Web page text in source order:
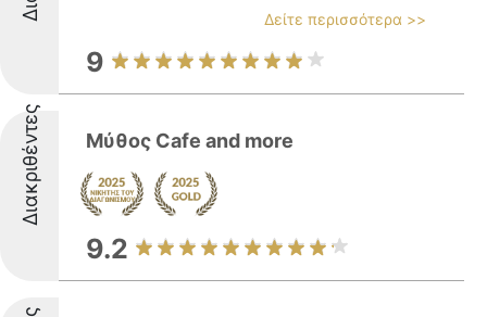
Δείτε περισσότερα >>
9
Διακριθέντες Μύθος Cafe and more
9.2